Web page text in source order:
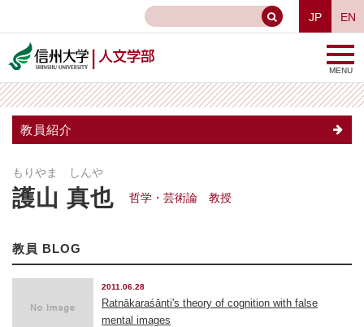
JP EN
MENU
教員紹介
もりやま しんや
護山 真也 哲学・芸術論 教授
教員 BLOG
2011.06.28
Ratnākaraśānti's theory of cognition with false
mental images